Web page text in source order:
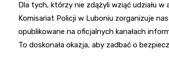
Dla tych, którzy nie zdążyli wziąć udziału
Komisariat Policji w Luboniu zorganizuje
opublikowane na oficjalnych kanałach
To doskonała okazja, aby zadbać o